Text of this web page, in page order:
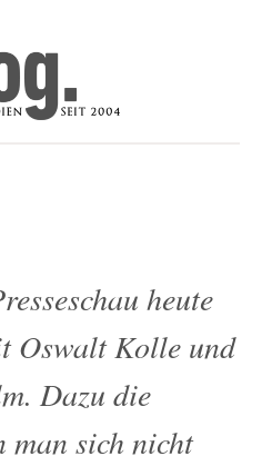
heute
Oswalt Kolle und
Dazu die
man sich nicht